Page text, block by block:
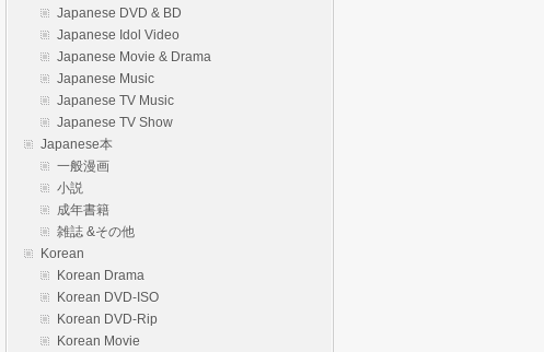
Japanese DVD & BD
Japanese Idol Video
Japanese Movie & Drama
Japanese Music
Japanese TV Music
Japanese TV Show
Japanese本
一般漫画
小説
成年書籍
雑誌 &その他
Korean
Korean Drama
Korean DVD-ISO
Korean DVD-Rip
Korean Movie